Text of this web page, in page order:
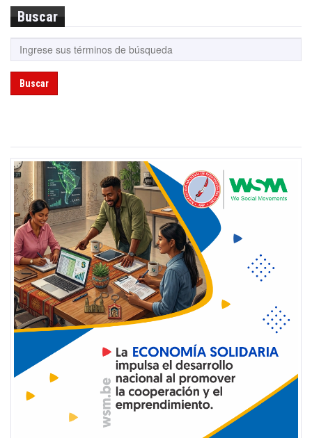
Buscar
Buscar